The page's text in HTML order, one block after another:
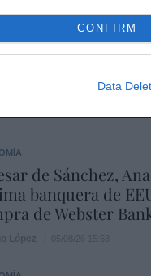
CONFIRM
Data
de Sánchez,
banquera de
de Webster